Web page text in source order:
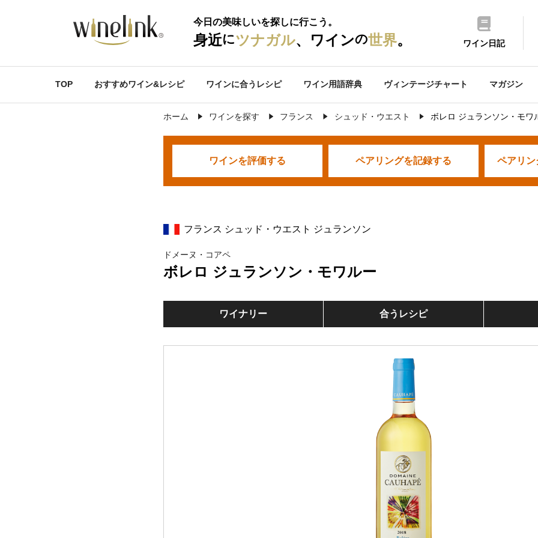
今日の美味しいを探しに行こう。
身近にツナガル、ワインの世界。 ワイン日記
TOP おすすめワイン&レシピ ワインに合うレシピ ワイン用語辞典 ヴィンテージチャート マガジン
ホーム ワインを探す フランス シュッド・ウエスト ボレロ ジュランソン・モワ
ワインを評価する ペアリングを記録する ペアリン
フランス シュッド・ウエスト ジュランソン
ドメーヌ・コアペ
ボレロ ジュランソン・モワルー
ワイナリー 合うレシピ